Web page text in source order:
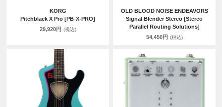
KORG
Pitchblack X Pro [PB-X-PRO]
29,920円 (税込)
OLD BLOOD NOISE ENDEAVORS
Signal Blender Stereo [Stereo
Parallel Routing Solutions]
54,450円 (税込)